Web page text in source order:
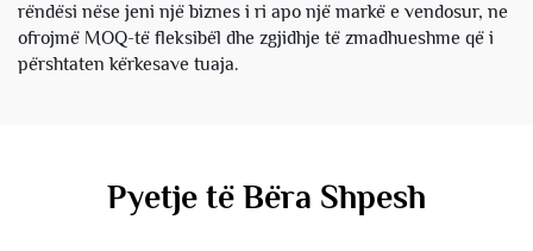
rëndësi nëse jeni një biznes i ri apo një markë e vendosur, ne
ofrojmë MOQ-të fleksibël dhe zgjidhje të zmadhueshme që i
përshtaten kërkesave tuaja.
Pyetje të Bëra Shpesh